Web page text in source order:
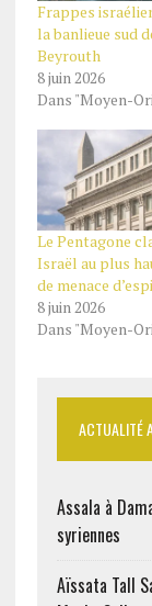
Frappes
la banlieue sud
Beyrouth
8 juin 2026
Dans "Moyen-
Le Pentagone
Israël au plus
de menace
8 juin 2026
Dans "Moyen-
ACTUALITÉ
Assala à
syriennes
Aïssata Tall